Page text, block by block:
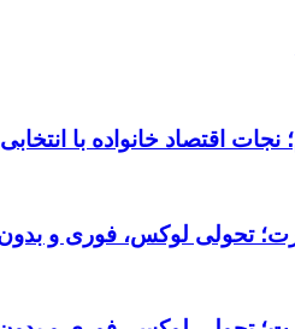
اقتصاد خانواده با
تحولی لوکس، فوری و